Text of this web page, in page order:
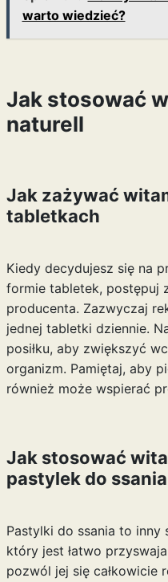
warto wiedzieć?
Jak stosować
naturell
Jak zażywać
tabletkach
Kiedy decydujesz się na
formie tabletek, postępuj
producenta. Zazwyczaj
jednej tabletki dziennie.
posiłku, aby zwiększyć
organizm. Pamiętaj, aby
również może wspierać
Jak stosować
pastylek do ssania
Pastylki do ssania to inny
który jest łatwo
pozwól jej się całkowicie